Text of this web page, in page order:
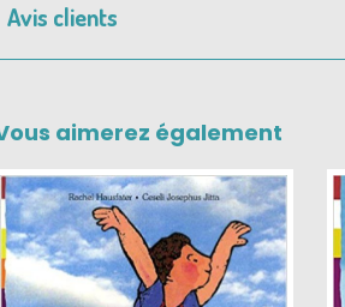
Avis clients
aimerez également